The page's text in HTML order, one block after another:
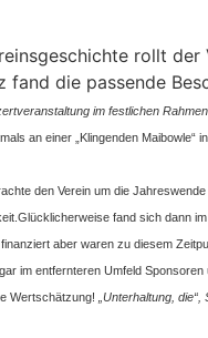
rollt der
fand die passende
im festlichen Rahmen
an einer „Klingenden Maibowle“ in
den Verein um die
Glücklicherweise fand sich dann
aber waren zu diesem
im entfernteren Umfeld
Wertschätzung!
„Unterhaltung, die“,